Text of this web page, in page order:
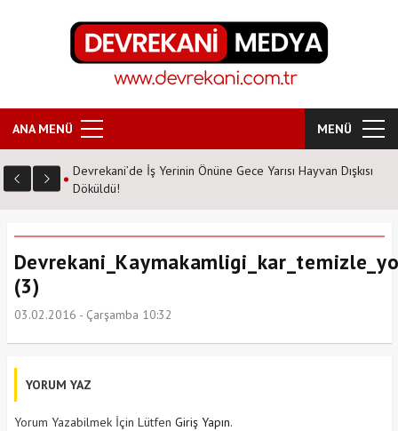
ANA MENÜ MENÜ
Devrekani’de İş Yerinin Önüne Gece Yarısı Hayvan Dışkısı
Döküldü!
(3)
03.02.2016 - Çarşamba 10:32
YORUM YAZ
Yorum Yazabilmek İçin Lütfen Giriş Yapın.